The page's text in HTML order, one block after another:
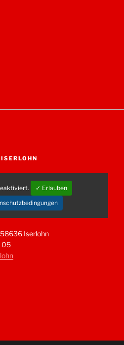
✓ Erlauben
Iserlohn
05